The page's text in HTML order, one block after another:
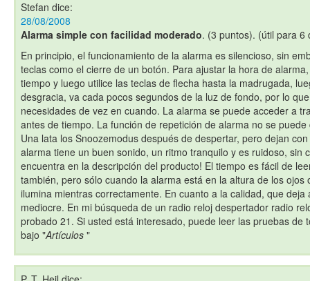
Stefan dice:
28/08/2008
Alarma simple con facilidad moderado. (3 puntos). (útil para 6
En principio, el funcionamiento de la alarma es silencioso, sin
teclas como el cierre de un botón. Para ajustar la hora de
tiempo y luego utilice las teclas de flecha hasta la madrugada,
desgracia, va cada pocos segundos de la luz de fondo, por lo
necesidades de vez en cuando. La alarma se puede acceder a
antes de tiempo. La función de repetición de alarma no se
Una lata los Snoozemodus después de despertar, pero dejan
alarma tiene un buen sonido, un ritmo tranquilo y es ruidoso, sin
encuentra en la descripción del producto! El tiempo es fácil de
también, pero sólo cuando la alarma está en la altura de los ojos
ilumina mientras correctamente. En cuanto a la calidad, que
mediocre. En mi búsqueda de un radio reloj despertador radio
probado 21. Si usted está interesado, puede leer las pruebas de
bajo "Artículos "